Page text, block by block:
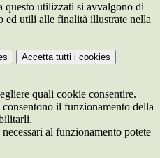
questo utilizzati si avvalgono di
ed utili alle finalità illustrate nella
Accetta tutti i cookies
quali cookie consentire.
il funzionamento della
al funzionamento potete